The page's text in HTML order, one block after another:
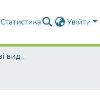
Статистика Увійти
Навчальні та наукові видання